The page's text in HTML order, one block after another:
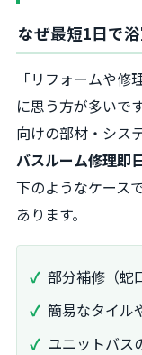
なぜ最短1日で
「リフォームや
に思う方が多いで
向けの部材・シス
バスルーム修理即
下のようなケース
あります。
部分補修（蛇
簡易なタイル
ユニットバス